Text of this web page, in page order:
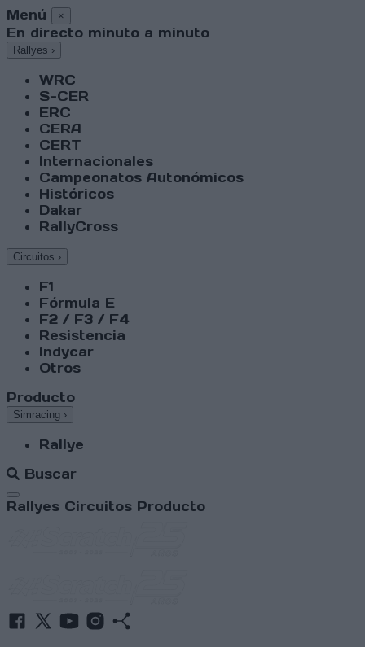
Menú ×
En directo minuto a minuto
Rallyes ›
WRC
S-CER
ERC
CERA
CERT
Internacionales
Campeonatos Autonómicos
Históricos
Dakar
RallyCross
Circuitos ›
F1
Fórmula E
F2 / F3 / F4
Resistencia
Indycar
Otros
Producto
Simracing ›
Rallye
Buscar
Abrir menú
Rallyes Circuitos Producto